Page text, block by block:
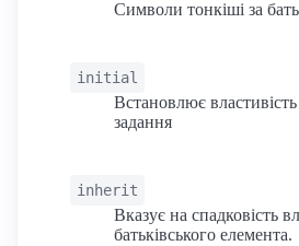
Символи тонкіші за
initial
Встановлює
задання
inherit
Вказує на спадковість
батьківського елемента.